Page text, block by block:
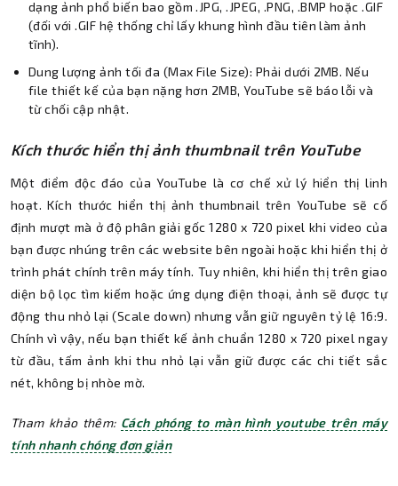
dạng ảnh phổ biến bao gồm .JPG, .JPEG, .PNG, .BMP hoặc .GIF
(đối với .GIF hệ thống chỉ lấy khung hình đầu tiên làm ảnh
tĩnh).
Dung lượng ảnh tối đa (Max File Size): Phải dưới 2MB. Nếu
file thiết kế của bạn nặng hơn 2MB, YouTube sẽ báo lỗi và
từ chối cập nhật.
Kích thước hiển thị ảnh thumbnail trên YouTube
Một điểm độc đáo của YouTube là cơ chế xử lý hiển thị linh
hoạt. Kích thước hiển thị ảnh thumbnail trên YouTube sẽ cố
định mượt mà ở độ phân giải gốc 1280 x 720 pixel khi video của
bạn được nhúng trên các website bên ngoài hoặc khi hiển thị ở
trình phát chính trên máy tính. Tuy nhiên, khi hiển thị trên giao
diện bộ lọc tìm kiếm hoặc ứng dụng điện thoại, ảnh sẽ được tự
động thu nhỏ lại (Scale down) nhưng vẫn giữ nguyên tỷ lệ 16:9.
Chính vì vậy, nếu bạn thiết kế ảnh chuẩn 1280 x 720 pixel ngay
từ đầu, tấm ảnh khi thu nhỏ lại vẫn giữ được các chi tiết sắc
nét, không bị nhòe mờ.
Tham khảo thêm: Cách phóng to màn hình youtube trên máy
tính nhanh chóng đơn giản